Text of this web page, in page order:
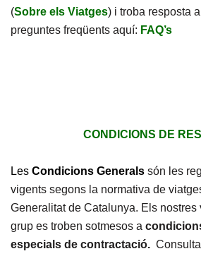
(Sobre els Viatges) i troba resposta
preguntes freqüents aquí: FAQ’s
CONDICIONS DE
Les Condicions Generals són les
vigents segons la normativa de
Generalitat de Catalunya. Els nostres
grup es troben sotmesos a
especials de contractació.